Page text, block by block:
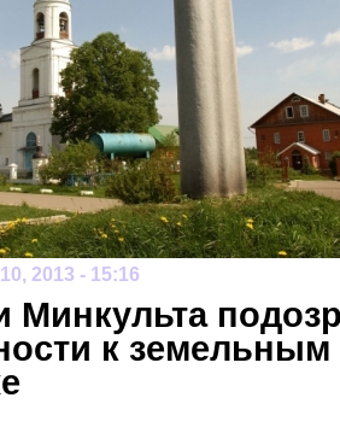
2013 - 15:16
Минкульта
к